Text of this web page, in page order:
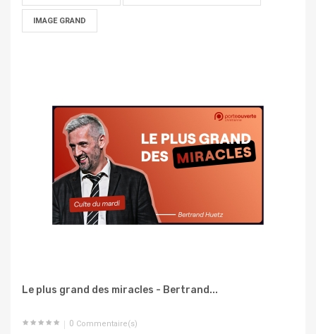
IMAGE GRAND
Le plus grand des miracles - Bertrand...
0 Commentaire(s)